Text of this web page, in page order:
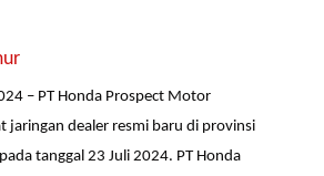
– PT Honda Prospect Motor
jaringan dealer resmi baru di provinsi
tanggal 23 Juli 2024. PT Honda